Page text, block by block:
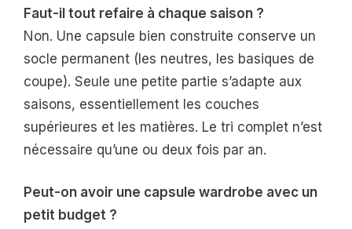
Faut-il tout refaire à chaque saison ?
Non. Une capsule bien construite conserve un
socle permanent (les neutres, les basiques de
coupe). Seule une petite partie s’adapte aux
saisons, essentiellement les couches
supérieures et les matières. Le tri complet n’est
nécessaire qu’une ou deux fois par an.
Peut-on avoir une capsule wardrobe avec un
petit budget ?